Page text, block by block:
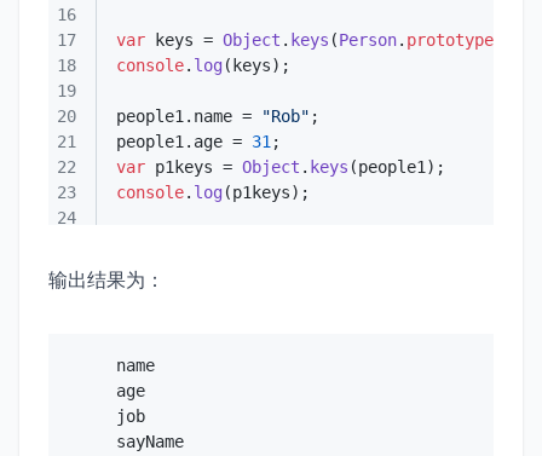
16
17
var keys = Object . keys (Person. prototype
18
console. log
19
20
people1. name = "Rob"
21
people1. age = 31
22
var p1keys = Object . keys
23
console. log
24
输出结果为：
name
age
job
sayName